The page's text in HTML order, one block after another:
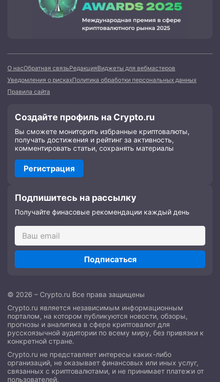
О насОбратная связьРедакцияВиджеты для вебмастеров
Уведомления о рискахПолитика обработки персональных данных
Правила сайта
Создайте профиль на Crypto.ru
Вы сможете мониторить избранные криптовалюты,
получать достижения и рейтинг за активность,
комментировать статьи, сохранять материалы
Регистрация
Подпишитесь на рассылку
Получайте финасовые рекомендации каждый день
Подписаться
© 2026 – Crypto.ru Все права защищены
Crypto.ru является независимым информационным
порталом, на котором публикуются новости, обзоры,
прогнозы и аналитика в сфере криптовалют для
русскоязычной аудитории по всему миру, без привязки к
конкретной стране.
Crypto.ru не представляет интересы каких-либо
организаций, не оказывает финансовых или иных услуг,
связанных с криптовалютами, и не принимает платежи от
пользователей.